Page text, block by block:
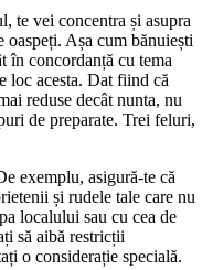
te vei concentra și asupra
Așa cum bănuiești
în concordanță cu tema
loc acesta. Dat fiind că
reduse decât nunta, nu
de preparate. Trei feluri,
exemplu, asigură-te că
și rudele tale care nu
localului sau cu cea de
să aibă restricții
o considerație specială.